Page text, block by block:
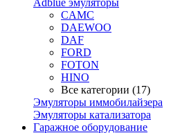
Adblue эмуляторы
CAMC
DAEWOO
DAF
FORD
FOTON
HINO
Все категории (17)
Эмуляторы иммобилайзера
Эмуляторы катализатора
Гаражное оборудование